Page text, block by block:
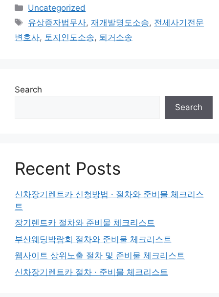
Categories
Uncategorized
Tags
유상증자법무사,재개발명도소송, 전세사기전문
변호사, 토지인도소송, 퇴거소송
Search
Search
Recent Posts
신차장기렌트카 신청방법 · 절차와 준비물 체크리스
트
장기렌트카 절차와 준비물 체크리스트
부산웨딩박람회 절차와 준비물 체크리스트
웹사이트 상위노출 절차 및 준비물 체크리스트
신차장기렌트카 절차 · 준비물 체크리스트